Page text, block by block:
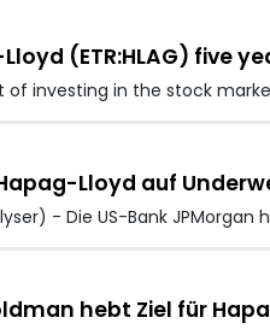
(ETR:HLAG) five
of investing in the stock
Lloyd auf
- Die US-Bank
hebt Ziel für